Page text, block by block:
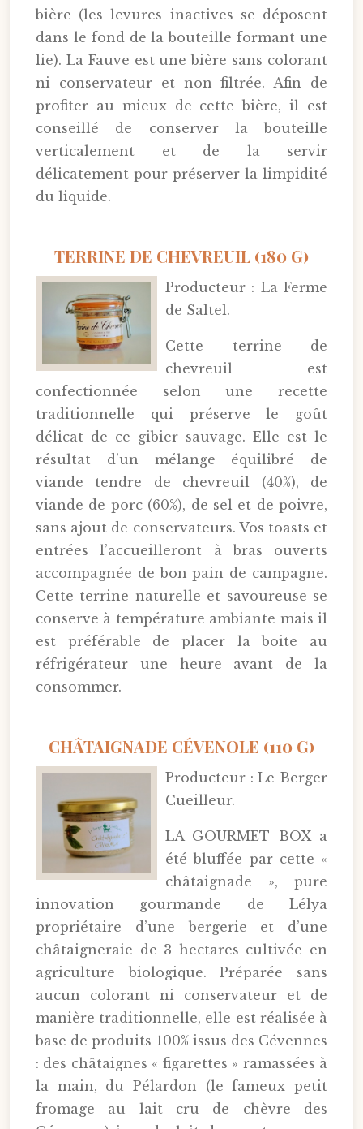
bière (les levures inactives se déposent
dans le fond de la bouteille formant une
lie). La Fauve est une bière sans colorant
ni conservateur et non filtrée. Afin de
profiter au mieux de cette bière, il est
conseillé de conserver la bouteille
verticalement et de la servir
délicatement pour préserver la limpidité
du liquide.
TERRINE DE CHEVREUIL (180 G)
Producteur : La Ferme
de Saltel.
Cette terrine de
chevreuil est
confectionnée selon une recette
traditionnelle qui préserve le goût
délicat de ce gibier sauvage. Elle est le
résultat d’un mélange équilibré de
viande tendre de chevreuil (40%), de
viande de porc (60%), de sel et de poivre,
sans ajout de conservateurs. Vos toasts et
entrées l’accueilleront à bras ouverts
accompagnée de bon pain de campagne.
Cette terrine naturelle et savoureuse se
conserve à température ambiante mais il
est préférable de placer la boite au
réfrigérateur une heure avant de la
consommer.
CHÂTAIGNADE CÉVENOLE (110 G)
Producteur : Le Berger
Cueilleur.
LA GOURMET BOX a
été bluffée par cette «
châtaignade », pure
innovation gourmande de Lélya
propriétaire d’une bergerie et d’une
châtaigneraie de 3 hectares cultivée en
agriculture biologique. Préparée sans
aucun colorant ni conservateur et de
manière traditionnelle, elle est réalisée à
base de produits 100% issus des Cévennes
: des châtaignes « figarettes » ramassées à
la main, du Pélardon (le fameux petit
fromage au lait cru de chèvre des